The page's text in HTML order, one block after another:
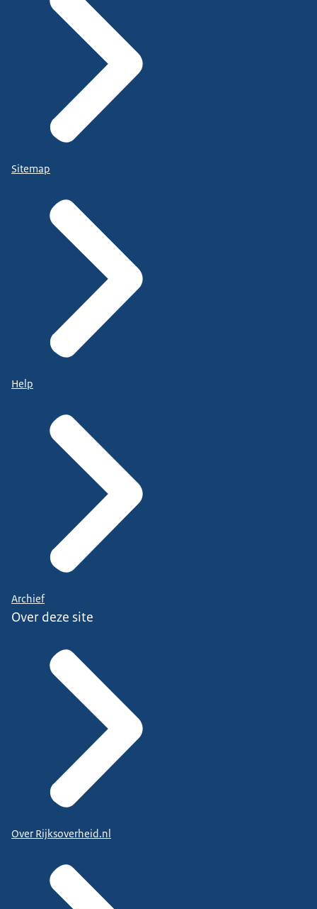
Sitemap
Help
Archief
Over deze site
Over Rijksoverheid.nl